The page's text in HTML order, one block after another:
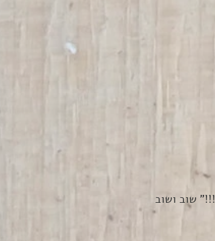
שוב ושוב